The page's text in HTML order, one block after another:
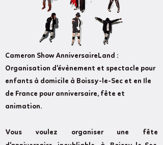
Cameron Show AnniversaireLand :
Organisation d'évènement et spectacle pour
enfants à domicile à Boissy-le-Sec et en Ile
de France pour anniversaire, fête et
animation.
Vous voulez organiser une fête